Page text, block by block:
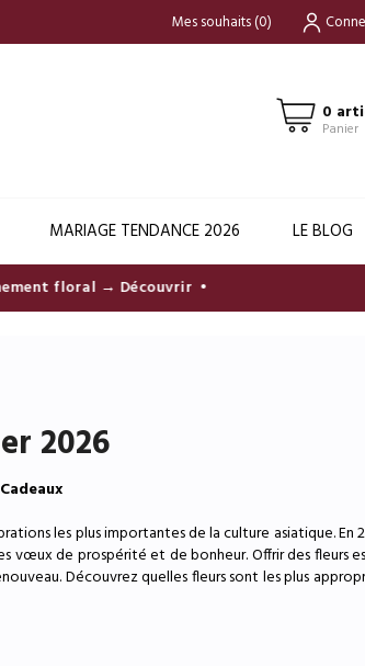
Mes souhaits(0)
0
Panier
MARIAGE TENDANCE 2026 LE BLOG
floral → Découvrir•
2026
les plus importantes de la culture asiatique. En
vœux de prospérité et de bonheur. Offrir des fleurs
Découvrez quelles fleurs sont les plus